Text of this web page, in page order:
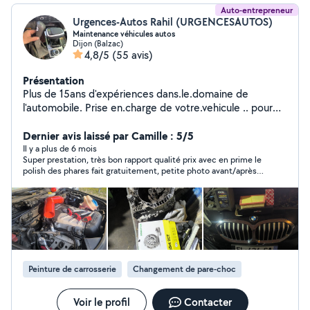
Auto-entrepreneur
Urgences-Autos Rahil (URGENCESAUTOS)
Maintenance véhicules autos
Dijon (Balzac)
4,8/5 (55 avis)
Présentation
Plus de 15ans d'expériences dans.le.domaine de
l'automobile. Prise en.charge de votre.vehicule .. pour
Dernier avis laissé par Camille : 5/5
Il y a plus de 6 mois
Super prestation, très bon rapport qualité prix avec en prime le
polish des phares fait gratuitement, petite photo avant/après
recommande sans modération !!
Peinture de carrosserie Changement de pare-choc
Voir le profil Contacter